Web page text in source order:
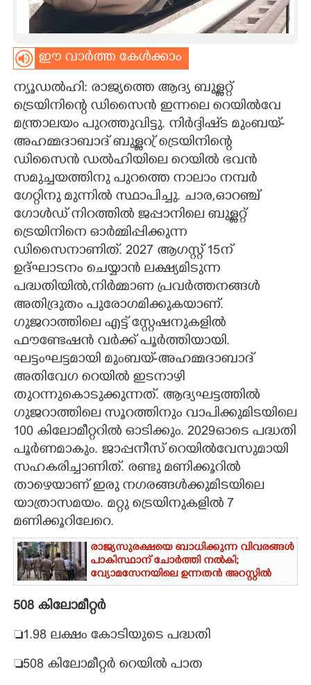
ART
ASTRO
CARTOONS
LITERATURE
CONTACT US
ഈ വാർത്ത കേൾക്കാം
ന്യൂഡൽഹി: രാജ്യത്തെ ആദ്യ ബുള്ളറ്റ്
ട്രെയിനിന്റെ ഡിസൈൻ ഇന്നലെ റെയിൽവേ
മന്ത്രാലയം പുറത്തുവിട്ടു. നിർദ്ദിഷ്‌ട മുംബയ്-
അഹമ്മദാബാദ് ബുള്ളറ്ര് ട്രെയിനിന്റെ
ഡിസൈൻ ഡൽഹിയിലെ റെയിൽ ഭവൻ
സമുച്ചയത്തിനു പുറത്തെ നാലാം നമ്പർ
ഗേറ്റിനു മുന്നിൽ സ്ഥാപിച്ചു. ചാര,​ഓറഞ്ച്
ഗോൾഡ് നിറത്തിൽ ജപ്പാനിലെ ബുള്ളറ്റ്
ട്രെയിനിനെ ഓ‌ർമ്മിപ്പിക്കുന്ന
ഡിസൈനാണിത്. 2027 ആഗസ്റ്റ് 15ന്
ഉദ്ഘാടനം ചെയ്യാൻ ലക്ഷ്യമിടുന്ന
പദ്ധതിയിൽ,നിർമ്മാണ പ്രവർത്തനങ്ങൾ
അതിദ്രുതം പുരോഗമിക്കുകയാണ്.
ഗുജറാത്തിലെ എട്ട് സ്റ്റേഷനുകളിൽ
ഫൗണ്ടേഷൻ വർക്ക് പൂ‌ർത്തിയായി.
ഘട്ടംഘട്ടമായി മുംബയ്-അഹമ്മദാബാദ്
അതിവേഗ റെയിൽ ഇടനാഴി
തുറന്നുകൊടുക്കുന്നത്. ആദ്യഘട്ടത്തിൽ
ഗുജറാത്തിലെ സൂറത്തിനും വാപിക്കുമിടയിലെ
100 കിലോമീറ്ററിൽ ഓടിക്കും. 2029ഓടെ പദ്ധതി
പൂ‌ർണമാകും. ജാപ്പനീസ് റെയിൽവേസുമായി
സഹകരിച്ചാണിത്. രണ്ടു മണിക്കൂറിൽ
താഴെയാണ് ഇരു നഗരങ്ങൾക്കുമിടയിലെ
യാത്രാസമയം. മറ്റു ട്രെയിനുകളിൽ 7
മണിക്കൂറിലേറെ.
രാജ്യസുരക്ഷയെ ബാധിക്കുന്ന വിവരങ്ങൾ
പാകിസ്ഥാന് ചോ‌ർത്തി നൽകി;
വ്യോമസേനയിലെ ഉന്നതൻ അറസ്റ്റിൽ
508 കിലോമീറ്റർ
1.98 ലക്ഷം കോടിയുടെ പദ്ധതി
508 കിലോമീറ്റർ റെയിൽ പാത